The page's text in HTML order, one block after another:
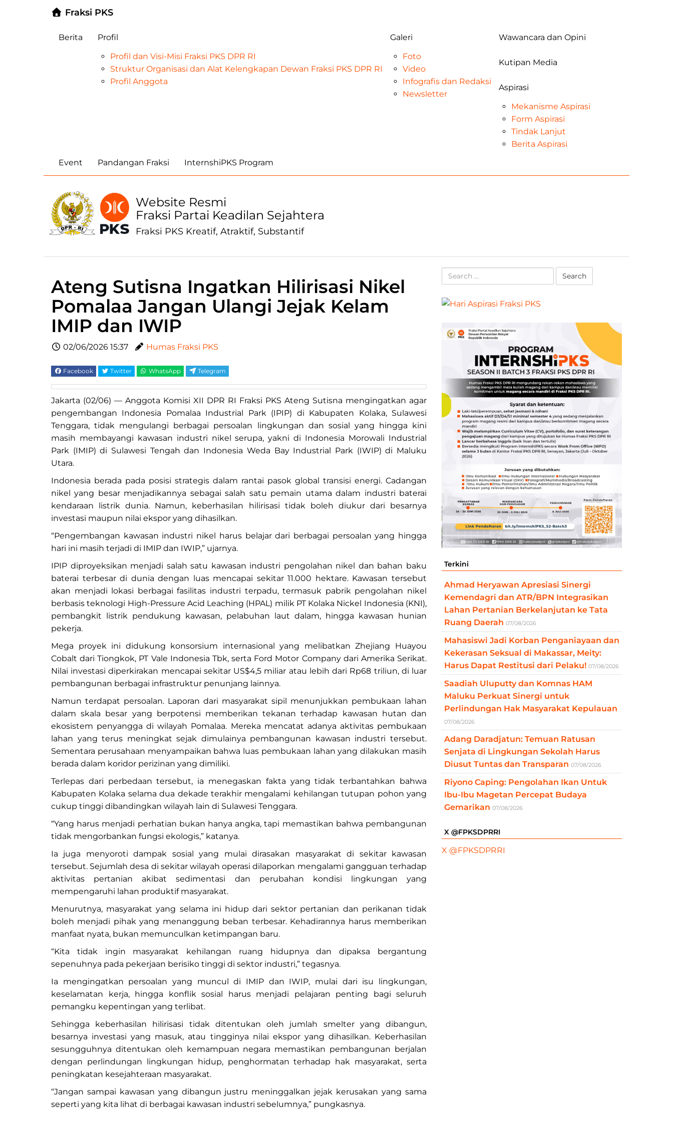
Fraksi PKS
Berita
Profil
Profil dan Visi-Misi Fraksi PKS DPR RI
Struktur Organisasi dan Alat Kelengkapan Dewan Fraksi PKS DPR RI
Profil Anggota
Galeri
Foto
Video
Infografis dan Redaksi
Newsletter
Wawancara dan Opini
Kutipan Media
Aspirasi
Mekanisme Aspirasi
Form Aspirasi
Tindak Lanjut
Berita Aspirasi
Event
Pandangan Fraksi InternshiPKS Program
Website Resmi
Fraksi Partai Keadilan Sejahtera
Fraksi PKS Kreatif, Atraktif, Substantif
Ateng Sutisna Ingatkan Hilirisasi Nikel
Pomalaa Jangan Ulangi Jejak Kelam
IMIP dan IWIP
02/06/2026 15:37 Humas Fraksi PKS
Facebook Twitter WhatsApp Telegram
Jakarta (02/06) — Anggota Komisi XII DPR RI Fraksi PKS Ateng Sutisna mengingatkan agar
pengembangan Indonesia Pomalaa Industrial Park (IPIP) di Kabupaten Kolaka, Sulawesi
Tenggara, tidak mengulangi berbagai persoalan lingkungan dan sosial yang hingga kini
masih membayangi kawasan industri nikel serupa, yakni di Indonesia Morowali Industrial
Park (IMIP) di Sulawesi Tengah dan Indonesia Weda Bay Industrial Park (IWIP) di Maluku
Utara.
Indonesia berada pada posisi strategis dalam rantai pasok global transisi energi. Cadangan
nikel yang besar menjadikannya sebagai salah satu pemain utama dalam industri baterai
kendaraan listrik dunia. Namun, keberhasilan hilirisasi tidak boleh diukur dari besarnya
investasi maupun nilai ekspor yang dihasilkan.
“Pengembangan kawasan industri nikel harus belajar dari berbagai persoalan yang hingga
hari ini masih terjadi di IMIP dan IWIP,” ujarnya.
IPIP diproyeksikan menjadi salah satu kawasan industri pengolahan nikel dan bahan baku
baterai terbesar di dunia dengan luas mencapai sekitar 11.000 hektare. Kawasan tersebut
akan menjadi lokasi berbagai fasilitas industri terpadu, termasuk pabrik pengolahan nikel
berbasis teknologi High-Pressure Acid Leaching (HPAL) milik PT Kolaka Nickel Indonesia (KNI),
pembangkit listrik pendukung kawasan, pelabuhan laut dalam, hingga kawasan hunian
pekerja.
Mega proyek ini didukung konsorsium internasional yang melibatkan Zhejiang Huayou
Cobalt dari Tiongkok, PT Vale Indonesia Tbk, serta Ford Motor Company dari Amerika Serikat.
Nilai investasi diperkirakan mencapai sekitar US$4,5 miliar atau lebih dari Rp68 triliun, di luar
pembangunan berbagai infrastruktur penunjang lainnya.
Namun terdapat persoalan. Laporan dari masyarakat sipil menunjukkan pembukaan lahan
dalam skala besar yang berpotensi memberikan tekanan terhadap kawasan hutan dan
ekosistem penyangga di wilayah Pomalaa. Mereka mencatat adanya aktivitas pembukaan
lahan yang terus meningkat sejak dimulainya pembangunan kawasan industri tersebut.
Sementara perusahaan menyampaikan bahwa luas pembukaan lahan yang dilakukan masih
berada dalam koridor perizinan yang dimiliki.
Terlepas dari perbedaan tersebut, ia menegaskan fakta yang tidak terbantahkan bahwa
Kabupaten Kolaka selama dua dekade terakhir mengalami kehilangan tutupan pohon yang
cukup tinggi dibandingkan wilayah lain di Sulawesi Tenggara.
“Yang harus menjadi perhatian bukan hanya angka, tapi memastikan bahwa pembangunan
tidak mengorbankan fungsi ekologis,” katanya.
Ia juga menyoroti dampak sosial yang mulai dirasakan masyarakat di sekitar kawasan
tersebut. Sejumlah desa di sekitar wilayah operasi dilaporkan mengalami gangguan terhadap
aktivitas pertanian akibat sedimentasi dan perubahan kondisi lingkungan yang
mempengaruhi lahan produktif masyarakat.
Menurutnya, masyarakat yang selama ini hidup dari sektor pertanian dan perikanan tidak
boleh menjadi pihak yang menanggung beban terbesar. Kehadirannya harus memberikan
manfaat nyata, bukan memunculkan ketimpangan baru.
“Kita tidak ingin masyarakat kehilangan ruang hidupnya dan dipaksa bergantung
sepenuhnya pada pekerjaan berisiko tinggi di sektor industri,” tegasnya.
Ia mengingatkan persoalan yang muncul di IMIP dan IWIP, mulai dari isu lingkungan,
keselamatan kerja, hingga konflik sosial harus menjadi pelajaran penting bagi seluruh
pemangku kepentingan yang terlibat.
Sehingga keberhasilan hilirisasi tidak ditentukan oleh jumlah smelter yang dibangun,
besarnya investasi yang masuk, atau tingginya nilai ekspor yang dihasilkan. Keberhasilan
sesungguhnya ditentukan oleh kemampuan negara memastikan pembangunan berjalan
dengan perlindungan lingkungan hidup, penghormatan terhadap hak masyarakat, serta
peningkatan kesejahteraan masyarakat.
“Jangan sampai kawasan yang dibangun justru meninggalkan jejak kerusakan yang sama
seperti yang kita lihat di berbagai kawasan industri sebelumnya,” pungkasnya.
Search
for:
Terkini
Ahmad Heryawan Apresiasi Sinergi
Kemendagri dan ATR/BPN Integrasikan
Lahan Pertanian Berkelanjutan ke Tata
Ruang Daerah 07/08/2026
Mahasiswi Jadi Korban Penganiayaan dan
Kekerasan Seksual di Makassar, Meity:
Harus Dapat Restitusi dari Pelaku! 07/08/2026
Saadiah Uluputty dan Komnas HAM
Maluku Perkuat Sinergi untuk
Perlindungan Hak Masyarakat Kepulauan
07/08/2026
Adang Daradjatun: Temuan Ratusan
Senjata di Lingkungan Sekolah Harus
Diusut Tuntas dan Transparan 07/08/2026
Riyono Caping: Pengolahan Ikan Untuk
Ibu-Ibu Magetan Percepat Budaya
Gemarikan 07/08/2026
X @FPKSDPRRI
X @FPKSDPRRI